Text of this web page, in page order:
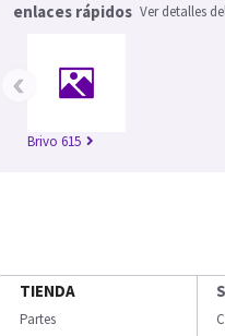
enlaces rápidos Ver detalles
Brivo 615
‹
TIENDA
Partes